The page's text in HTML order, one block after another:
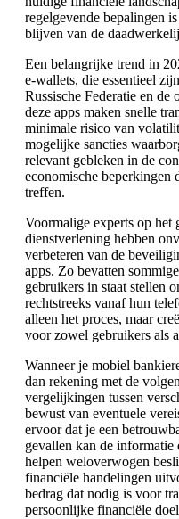
regelgevende bepalingen
blijven van de
Een belangrijke trend in
e-wallets, die essentieel
Russische Federatie en de
deze apps maken snelle
minimale risico van
mogelijke sancties
relevant gebleken in de
economische beperkingen
treffen.
Voormalige experts op het
dienstverlening hebben
verbeteren van de
apps. Zo bevatten
gebruikers in staat stellen
rechtstreeks vanaf hun
alleen het proces, maar
voor zowel gebruikers als
Wanneer je mobiel
dan rekening met de
vergelijkingen tussen
bewust van eventuele
ervoor dat je een
gevallen kan de
helpen weloverwogen
financiële handelingen
bedrag dat nodig is voor
persoonlijke financiële